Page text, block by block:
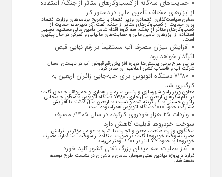
حمایت‌های سه‌گانه از کسب‌وکارهای متاثر از جنگ/ استفاده
از ابزارهای مختلف تأمین مالی در دستور کار
معاون سیاست‌گذاری اقتصادی وزیر اقتصاد با تشریح برنامه‌های وزارت اقتصاد
برای حمایت از کسب‌وکار‌های متاثر از جنگ، گفت: در دبیرخانه حمایت از
کسب‌وکار‌های متاثر از جنگ، سه گروه اقدام شامل تأمین مالی مستقیم، تسهیل
استفاده از ابزار‌های تأمین مالی و حمایت‌های مالیاتی و گمرکی در حال پیگیری
است.
افزایش میزان مصرف آب مستقیماً بر رقم نهایی قبض
اثرگذار خواهد بود
در پی طرح برخی پرسش‌ها درباره افزایش رقم قبوض آب در تابستان امسال،
شرکت آب و فاضلاب کشور اطلاعیه ای صادر کرد.
۷۳۸۰ دستگاه اتوبوس برای جابه‌جایی زائران اربعین به
کارگیری شد
معاون وزیر راه و شهرسازی و رئیس سازمان راهداری و حمل‌ونقل جاده‌ای گفت:
در ایام سفرهای اربعین سال جاری، ۷۳۸۰ دستگاه اتوبوس به‌منظور جابه‌جایی
زائران حسینی به‌ کار گرفته شده و نسبت به اربعین سال گذشته با افزایش
مشارکت حدود ۱۰۰۰ دستگاه اتوبوس همراه بوده است.
واردات ۲۵ هزار خودروی کارکرده در سال ۱۴۰۵/ مصرف
سوخت خودرو‌ها قابلیت کاهش دارد
سخنگوی وزارت صنعت، معدن و تجارت با اشاره به عوامل مؤثر بر افزایش
مصرف سوخت خودرو‌ها گفت: در صورت استفاده از سوخت استاندارد، مصرف
خودرو‌ها به حدود ۷.۲ لیتر در ۱۰۰ کیلومتر می‌رسد.
آغاز عملیات سه میدان بزرگ نفتی کشور کلید خورد
قرارداد پروژه میادین نفتی سومار، سامان و دلاوران در نشست طرح توسعه
منعقد شد.